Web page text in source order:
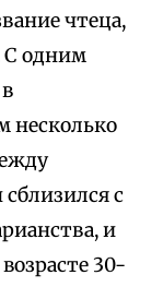
чтеца,
С одним
несколько
с
и
30-